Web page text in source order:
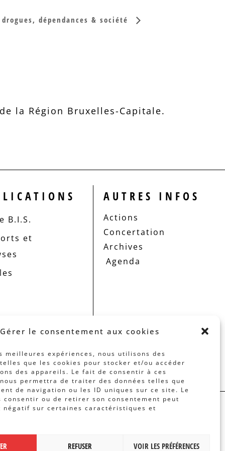
Gérer le consentement aux cookies
meilleures expériences, nous utilisons des
que les cookies pour stocker et/ou accéder
des appareils. Le fait de consentir à ces
permettra de traiter des données telles que
de navigation ou les ID uniques sur ce site. Le
consentir ou de retirer son consentement peut
négatif sur certaines caractéristiques et
REFUSER VOIR LES PRÉFÉRENCES
dépendances & société
la Région Bruxelles-Capitale.
B.I.S.
et
AUTRES INFOS
Actions
Concertation
Archives
Agenda
BANLIEUES ASBL